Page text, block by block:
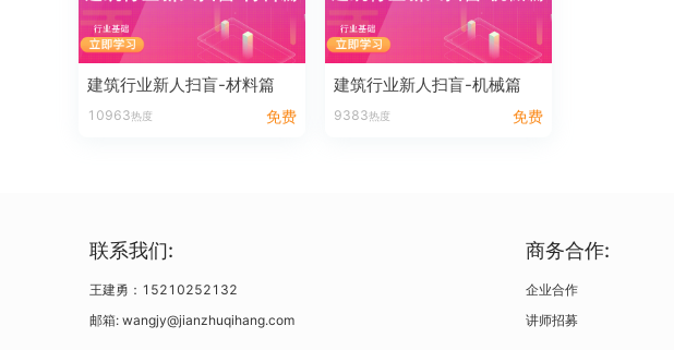
建筑行业新人扫盲-材料篇
10963热度 免费
建筑行业新人扫盲-机械篇
9383热度 免费
联系我们:
王建勇：15210252132
邮箱: wangjy@jianzhuqihang.com
商务合作:
企业合作
讲师招募